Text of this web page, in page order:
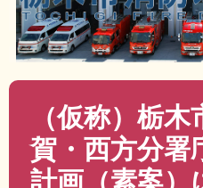
す。
本
トップページ >栃木市消防本
備事業>>（仮称）栃木市消
基本計画（素案）に関する
（仮称）栃
賀・西方分署
計画（素案）